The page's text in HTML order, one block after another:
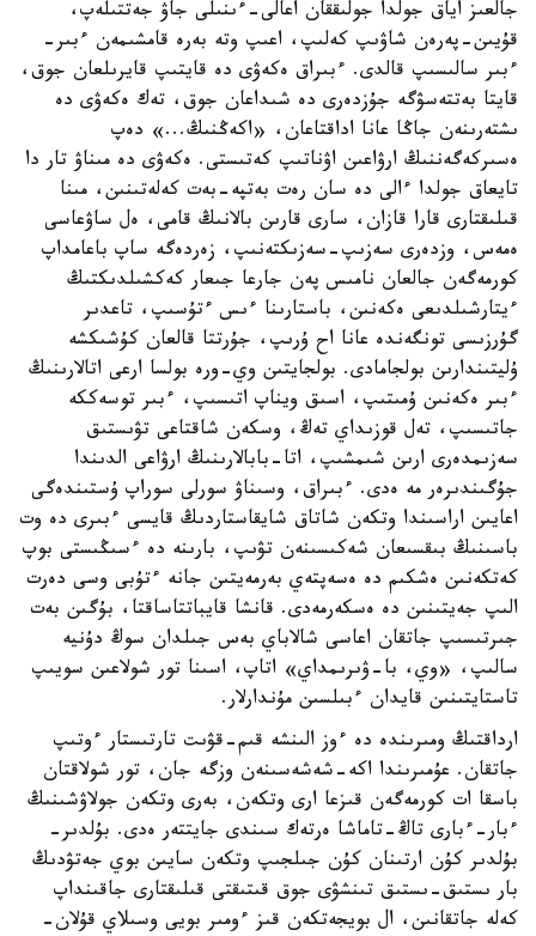
جالعىز اياق جولدا جولىققان اعالى-ءىنىلى جاۋ جەتتىلەپ،
قۇيىن-پەرەن شاۋىپ كەلىپ، اعىپ وتە بەرە قامشىمەن ءبىر-
ءبىر سالىسىپ قالدى. ءبىراق ەكەۋى دە قايتىپ قايرىلعان جوق،
قايتا بەتتەسۋگە جۇزدەرى دە شىداعان جوق، تەك ەكەۋى دە
ىشتەرىنەن جاڭا عانا اداقتاعان، «اكەڭنىڭ...» دەپ
ەسىركەگەننىڭ ارۋاعىن اۋناتىپ كەتىستى. ەكەۋى دە مىناۋ تار دا
تايعاق جولدا ءالى دە سان رەت بەتپە-بەت كەلەتىنىن، مىنا
قىلىقتارى قارا قازان، سارى قارىن بالانىڭ قامى، ەل ساۋعاسى
ەمەس، وزدەرى سەزىپ-سەزىكتەنىپ، زەردەگە ساپ باعامداپ
كورمەگەن جالعان نامىس پەن جارعا جىعار كەكشىلدىكتىڭ
ءيتارشىلدىعى ەكەنىن، باستارىنا ءىس ءتۇسىپ، تاعدىر
گۇرزىسى تونگەندە عانا اح ۇرىپ، جۇرتتا قالعان كۇشىكشە
ۇليتىندارىن بولجامادى. بولجايتىن وي-ورە بولسا ارعى اتالارىنىڭ
ءبىر ەكەنىن ۇمىتىپ، اسىق ويناپ اتىسىپ، ءبىر توسەككە
جاتىسىپ، تەل قوزىداي تەڭ، وسكەن شاقتاعى تۋىستىق
سەزىمدەرى ارىن شىمشىپ، اتا-بابالارىنىڭ ارۋاعى الدىندا
جۇگىندىرەر مە ەدى. ءبىراق، وسىناۋ سورلى سوراپ ۇستىندەگى
اعايىن اراسىندا وتكەن شاتاق شايقاستاردىڭ قايسى ءبىرى دە وت
باسىنىڭ بىقسىعان شەكىسىنەن تۋىپ، بارىنە دە ءسىڭىستى بوپ
كەتكەنىن ەشكىم دە ەسەپتەي بەرمەيتىن جانە ءتۇبى وسى دەرت
الىپ جەيتىنىن دە ەسكەرمەدى. قانشا قايباتتاساقتا، بۇگىن بەت
جىرتىسىپ جاتقان اعاسى شالاباي بەس جىلدان سوڭ دۇنيە
سالىپ، «وي، با-ۋىرىمداي» اتاپ، اسىنا تور شولاعىن سويىپ
تاستايتىنىن قايدان ءبىلسىن مۇندارلار.
ارداقتىڭ ومىرىندە دە ءوز الىنشە قىم-قۋىت تارتىستار ءوتىپ
جاتقان. عۇمىرىندا اكە-شەشەسىنەن وزگە جان، تور شولاقتان
باسقا ات كورمەگەن قىزعا ارى وتكەن، بەرى وتكەن جولاۋشىنىڭ
ءبار-ءبارى تاڭ-تاماشا ەرتەك سىندى جايتتەر ەدى. بۇلدىر-
بۇلدىر كۇن ارتىنان كۇن جىلجىپ وتكەن سايىن بوي جەتۋدىڭ
بار ىستىق-ىستىق تىنشۋى جوق قىتىقتى قىلىقتارى جاقىنداپ
كەلە جاتقانىن، ال بويجەتكەن قىز ءومىر بويى وسىلاي قۇلان-